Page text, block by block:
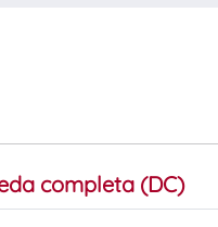
completa (DC)